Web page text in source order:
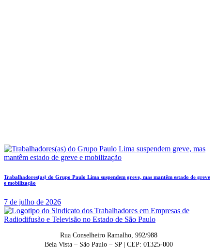
Trabalhadores(as) do Grupo Paulo Lima suspendem greve, mas mantêm estado de greve
e mobilização
7 de julho de 2026
Rua Conselheiro Ramalho, 992/988
Bela Vista – São Paulo – SP | CEP: 01325-000